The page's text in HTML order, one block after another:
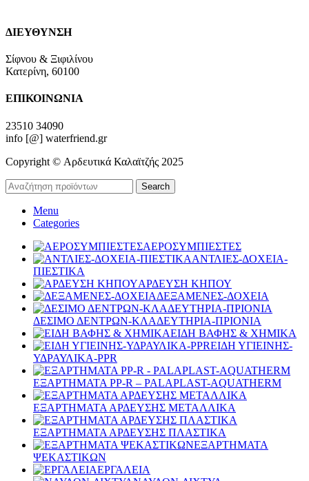
ΔΙΕΥΘΥΝΣΗ
Σίφνου & Ξιφιλίνου
Κατερίνη, 60100
ΕΠΙΚΟΙΝΩΝΙΑ
23510 34090
info [@] waterfriend.gr
Copyright © Αρδευτικά Καλαϊτζής 2025
Search
Menu
Categories
ΑΕΡΟΣΥΜΠΙΕΣΤΕΣ
ΑΝΤΛΙΕΣ-ΔΟΧΕΙΑ-
ΠΙΕΣΤΙΚΑ
ΑΡΔΕΥΣΗ ΚΗΠΟΥ
ΔΕΞΑΜΕΝΕΣ-ΔΟΧΕΙΑ
ΔΕΣΙΜΟ ΔΕΝΤΡΩΝ-ΚΛΑΔΕΥΤΗΡΙΑ-ΠΡΙΟΝΙΑ
ΕΙΔΗ ΒΑΦΗΣ & ΧΗΜΙΚΑ
ΕΙΔΗ ΥΓΙΕΙΝΗΣ-
ΥΔΡΑΥΛΙΚΑ-PPR
ΕΞΑΡΤΗΜΑΤΑ PP-R – PALAPLAST-AQUATHERM
ΕΞΑΡΤΗΜΑΤΑ ΑΡΔΕΥΣΗΣ ΜΕΤΑΛΛΙΚΑ
ΕΞΑΡΤΗΜΑΤΑ ΑΡΔΕΥΣΗΣ ΠΛΑΣΤΙΚΑ
ΕΞΑΡΤΗΜΑΤΑ
ΨΕΚΑΣΤΙΚΩΝ
ΕΡΓΑΛΕΙΑ